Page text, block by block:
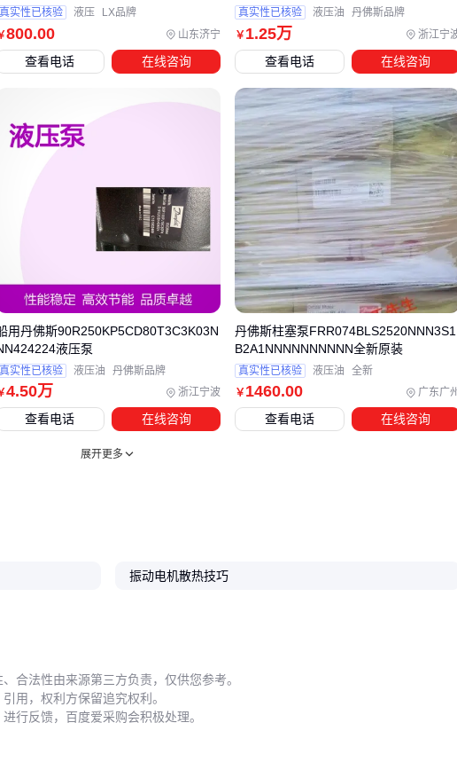
户外使用建议加装
振动电机防护罩
粉尘环境需要定期更换密封件
控制单元
最好预留20%功率余量
多机同步时要配专用同步模块
五、振动电机使用与维护的常见误区
这些实操经验能帮你避开80%的故障：
电缆管理
振动导致的线缆磨损是最常见故障
专用 振动电机电缆
要有抗弯折设计
接线盒处要做应力释放处理
防尘措施
开放式电机每季度清理一次碳刷
振动电机防尘罩
要留出散热间隙
轴承润滑脂需用高温型号
方案。
800.00 山东济宁
真实性已核验 液压 LX品牌
查看电话 在线咨询
￥1.25万 浙江宁
真实性已核验 液压油 丹佛斯品牌
查看电话 在线咨询
4.50万 浙江宁波
用丹佛斯90R250KP5CD80T3C3K03N
液压泵
真实性已核验 液压油 丹佛斯品牌
查看电话 在线咨询
￥ 1460.00 广东广
丹佛斯柱塞泵FRR074BLS2520NNN3S1
B2A1NNNNNNNNNN全新原装
真实性已核验 液压油 全新
查看电话 在线咨询
展开更多
振动电机散热技巧
合法性由来源第三方负责，仅供您参考。
用，权利方保留追究权利。
行反馈，百度爱采购会积极处理。